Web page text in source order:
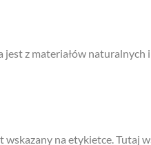
z materiałów naturalnych
wskazany na etykietce. Tutaj